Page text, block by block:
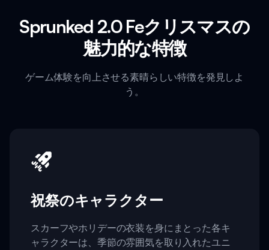
Sprunked 2.0 Feクリスマスの
魅力的な特徴
ゲーム体験を向上させる素晴らしい特徴を発見しよ
う。
祝祭のキャラクター
スカーフやホリデーの衣装を身にまとった各キ
ャラクターは、季節の雰囲気を取り入れたユニ